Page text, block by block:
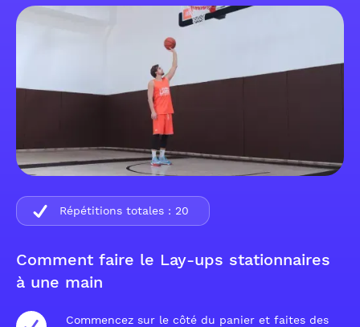
Comment faire le Lay-ups stationnaires
à une main
Commencez sur le côté du panier et faites des
Répétitions totales : 20